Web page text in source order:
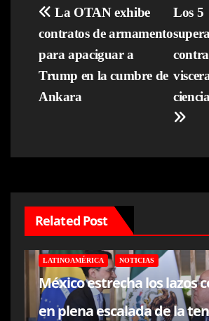
Navegación
de
entradas
Los 5
La OTAN exhibe
contratos de armamento
para apaciguar a
Trump en la cumbre de
Ankara
Related Post
LATINOAMÉRICA NOTICIAS
México estrecha los lazos
en plena escalada de la